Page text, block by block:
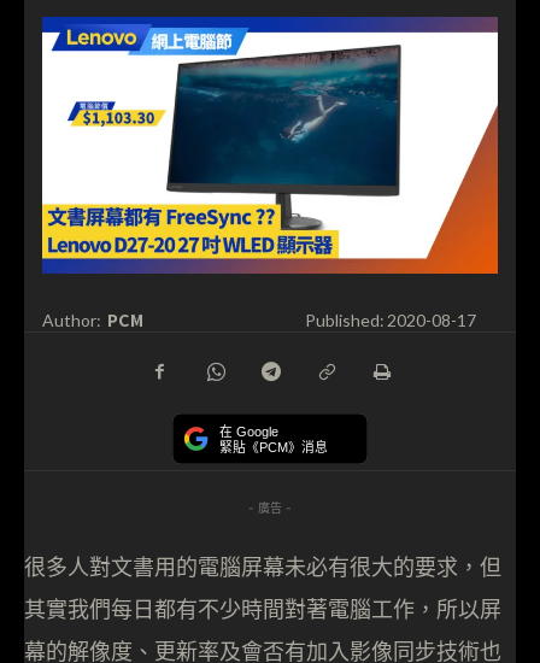
Author: PCM Published: 2020-08-17
在 Google
緊貼《PCM》消息
- 廣告 -
很多人對文書用的電腦屏幕未必有很大的要求，但
其實我們每日都有不少時間對著電腦工作，所以屏
幕的解像度、更新率及會否有加入影像同步技術也